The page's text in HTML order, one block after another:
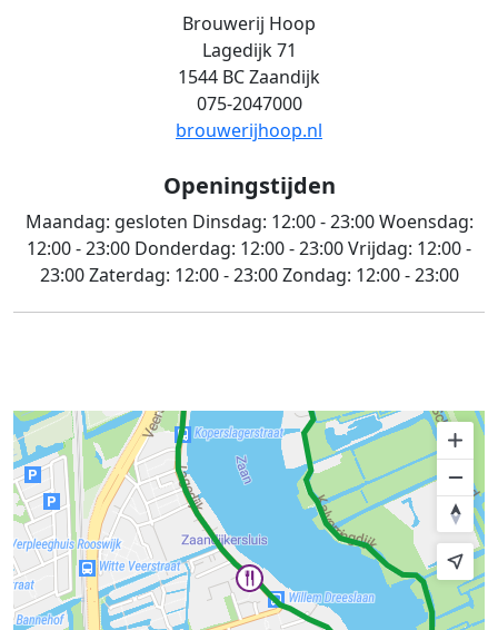
Brouwerij Hoop
Lagedijk 71
1544 BC Zaandijk
075-2047000
brouwerijhoop.nl
Openingstijden
Maandag: gesloten Dinsdag: 12:00 - 23:00Woensdag:
12:00 - 23:00 Donderdag: 12:00 - 23:00Vrijdag: 12:00 -
23:00Zaterdag: 12:00 - 23:00Zondag: 12:00 - 23:00